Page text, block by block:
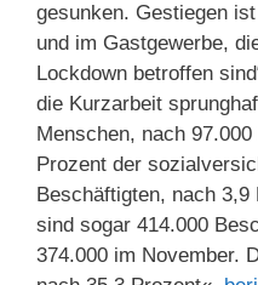
gesunken. Gestiegen
und im Gastgewerbe,
Lockdown betroffen
die Kurzarbeit
Menschen, nach
Prozent der
Beschäftigten, nach
sind sogar 414.000
374.000 im November.